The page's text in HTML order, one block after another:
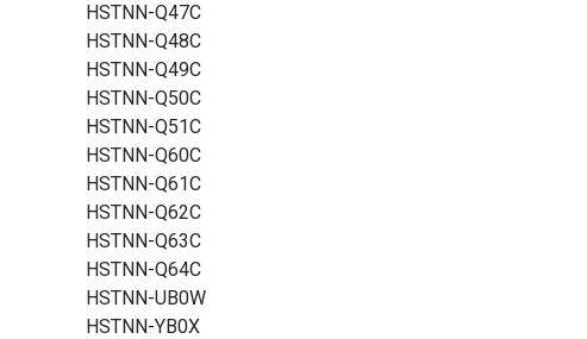
HSTNN-Q47C
HSTNN-Q48C
HSTNN-Q49C
HSTNN-Q50C
HSTNN-Q51C
HSTNN-Q60C
HSTNN-Q61C
HSTNN-Q62C
HSTNN-Q63C
HSTNN-Q64C
HSTNN-UB0W
HSTNN-YB0X